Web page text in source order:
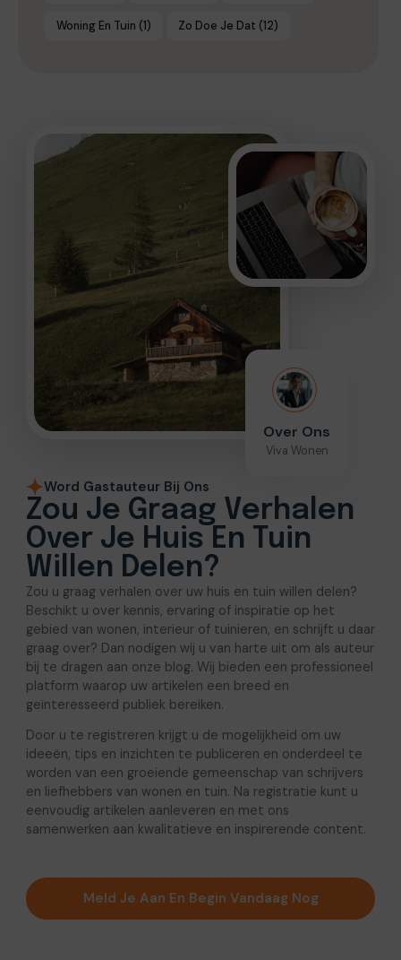
Woning En Tuin (1) Zo Doe Je Dat (12)
Word Gastauteur Bij Ons
Zou Je Graag Verhalen
Over Je Huis En Tuin
Willen Delen?
Zou u graag verhalen over uw huis en tuin willen delen?
Beschikt u over kennis, ervaring of inspiratie op het
gebied van wonen, interieur of tuinieren, en schrijft u daar
graag over? Dan nodigen wij u van harte uit om als auteur
bij te dragen aan onze blog. Wij bieden een professioneel
platform waarop uw artikelen een breed en
geïnteresseerd publiek bereiken.
Door u te registreren krijgt u de mogelijkheid om uw
ideeën, tips en inzichten te publiceren en onderdeel te
worden van een groeiende gemeenschap van schrijvers
en liefhebbers van wonen en tuin. Na registratie kunt u
eenvoudig artikelen aanleveren en met ons
samenwerken aan kwalitatieve en inspirerende content.
Meld Je Aan En Begin Vandaag Nog
Over Ons
Viva Wonen